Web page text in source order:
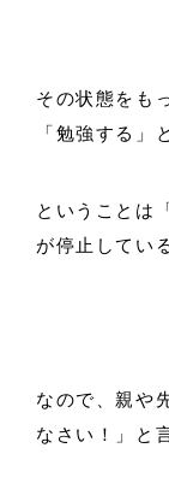
その状態をも
「勉強する」
ということは
が停止してい
なので、親や
なさい！」と